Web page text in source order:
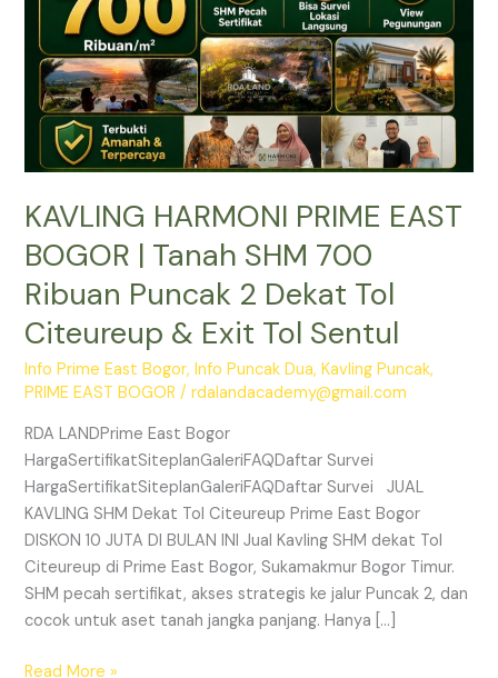
KAVLING HARMONI PRIME EAST
BOGOR | Tanah SHM 700
Ribuan Puncak 2 Dekat Tol
Citeureup & Exit Tol Sentul
Info Prime East Bogor,Info Puncak Dua,Kavling Puncak,
PRIME EAST BOGOR /rdalandacademy@gmail.com
RDA LANDPrime East Bogor
HargaSertifikatSiteplanGaleriFAQDaftar Survei
HargaSertifikatSiteplanGaleriFAQDaftar Survei JUAL
KAVLING SHM Dekat Tol Citeureup Prime East Bogor
DISKON 10 JUTA DI BULAN INI Jual Kavling SHM dekat Tol
Citeureup di Prime East Bogor, Sukamakmur Bogor Timur.
SHM pecah sertifikat, akses strategis ke jalur Puncak 2, dan
cocok untuk aset tanah jangka panjang. Hanya […]
700
Ribuan
Puncak
Dekat
Citeureup
Exit
Tol
Read More »